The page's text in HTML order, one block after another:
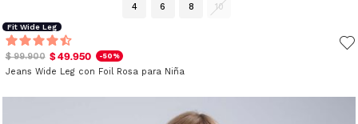
4 6 8 10
Fit Wide Leg
$ 99.900 $ 49.950 -50%
Jeans Wide Leg con Foil Rosa para Niña